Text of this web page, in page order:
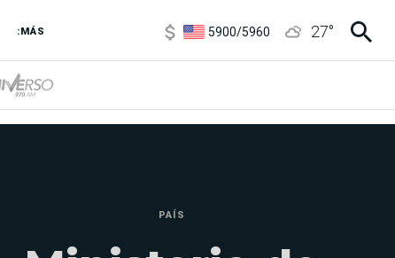
:MÁS
1100/1160 27°
PAÍS